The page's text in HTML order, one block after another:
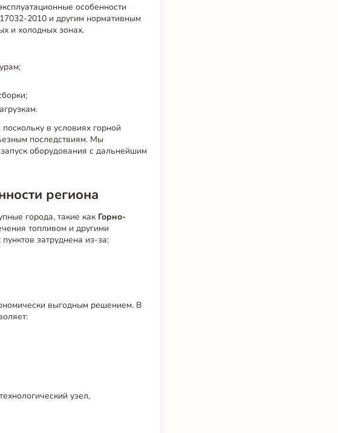
особенности
2010 и другим нормативным
и холодных зонах.
, поскольку в условиях горной
последствиям. Мы
оборудования с дальнейшим
региона
города, такие как Горно-
топливом и другими
затруднена из-за:
выгодным решением. В
узел,